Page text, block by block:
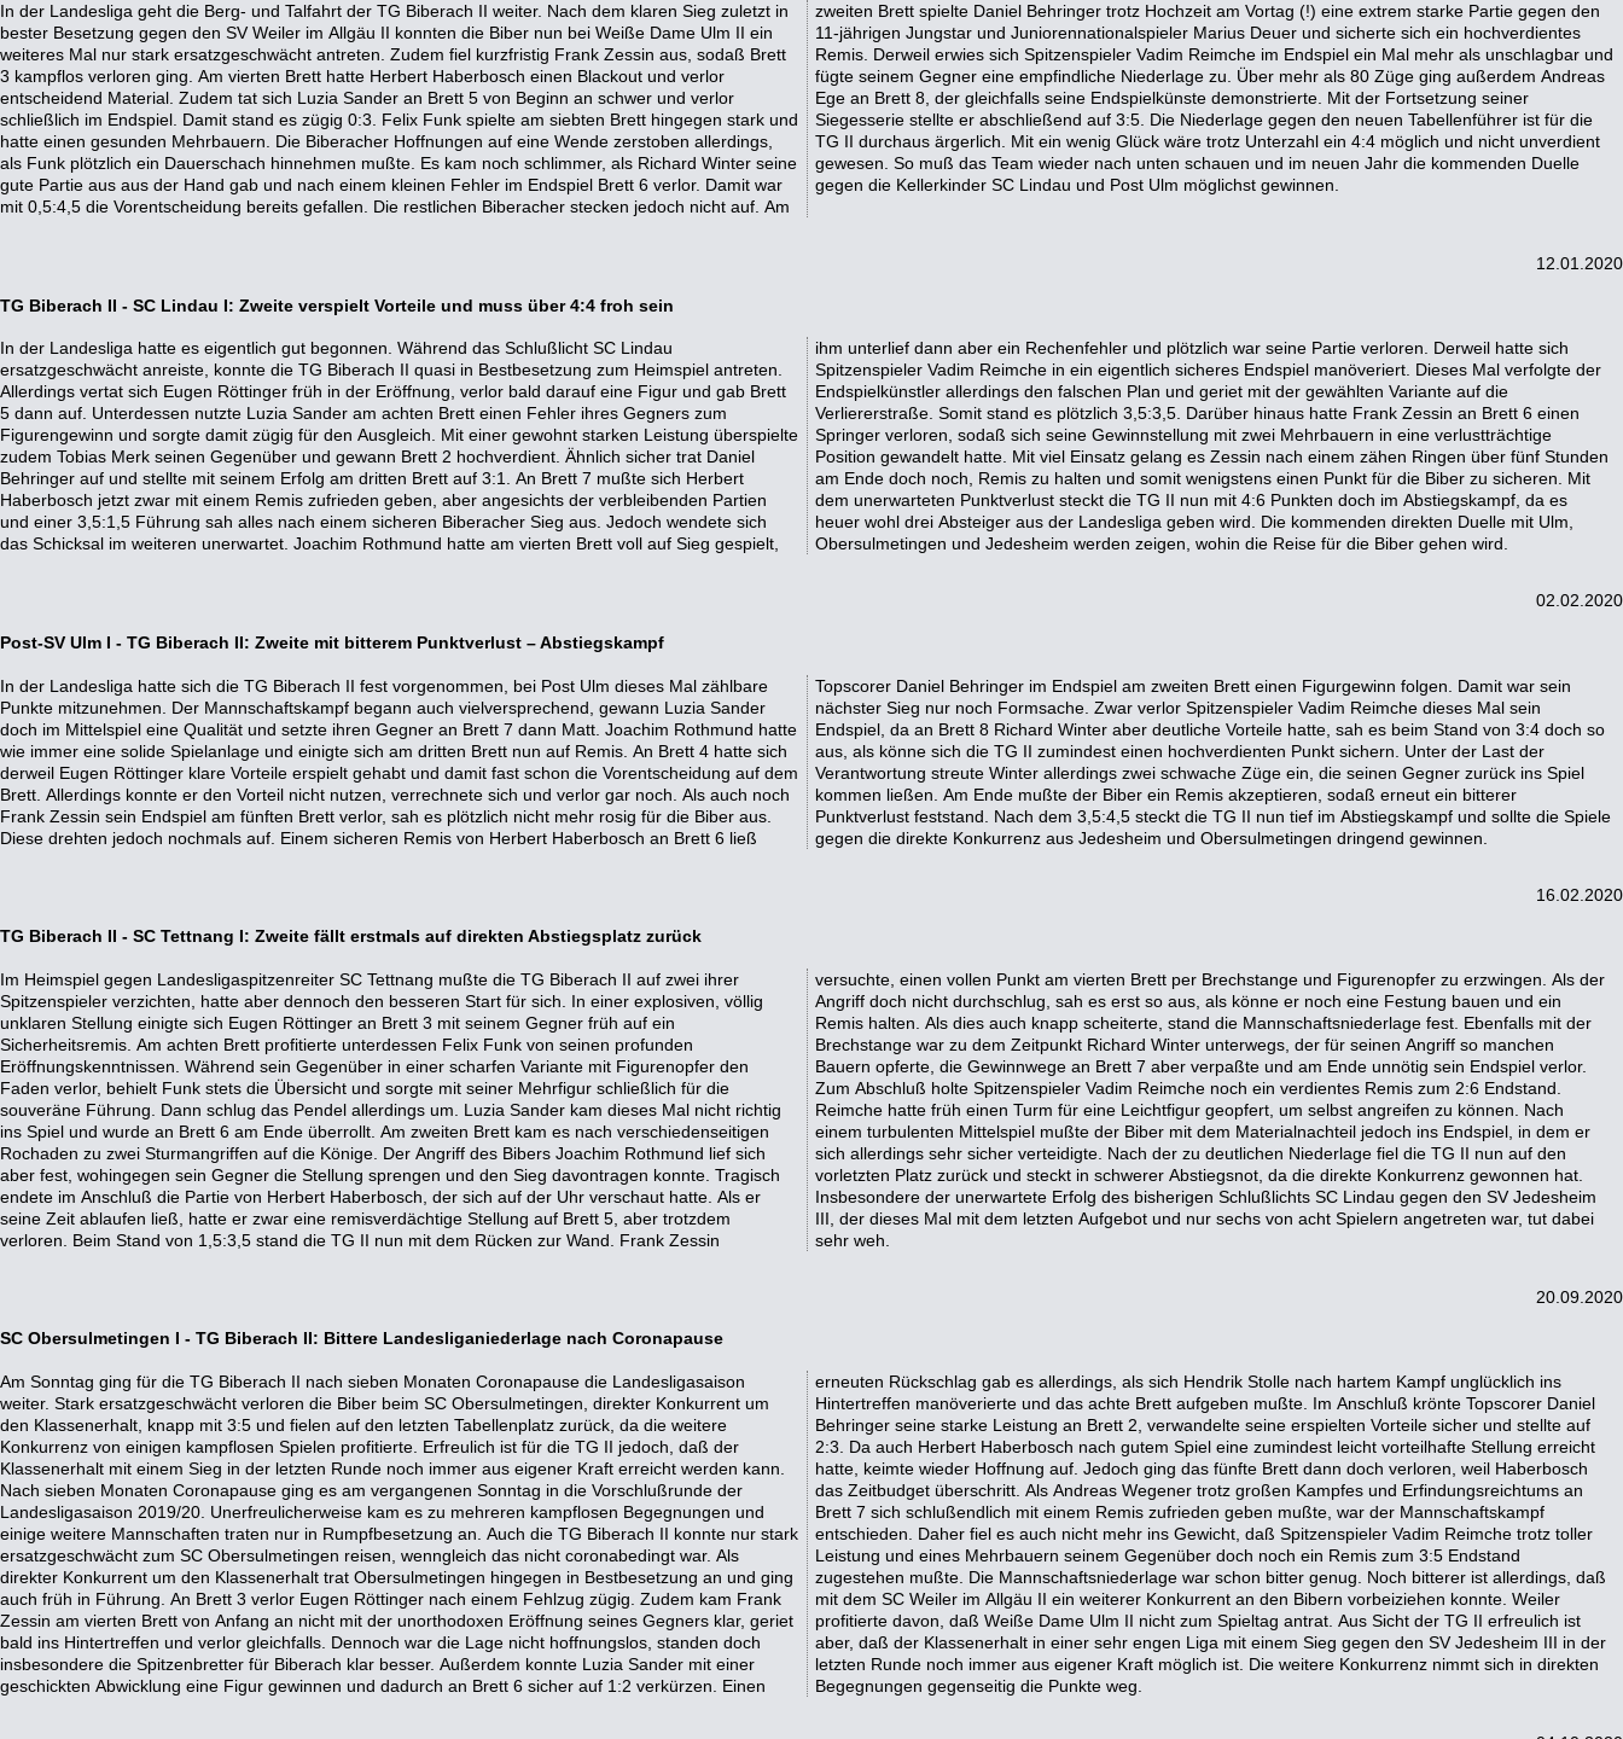
In der Landesliga geht die Berg- und Talfahrt der TG Biberach II weiter. Nach dem klaren Sieg zuletzt in
bester Besetzung gegen den SV Weiler im Allgäu II konnten die Biber nun bei Weiße Dame Ulm II ein
weiteres Mal nur stark ersatzgeschwächt antreten. Zudem fiel kurzfristig Frank Zessin aus, sodaß Brett
3 kampflos verloren ging. Am vierten Brett hatte Herbert Haberbosch einen Blackout und verlor
entscheidend Material. Zudem tat sich Luzia Sander an Brett 5 von Beginn an schwer und verlor
schließlich im Endspiel. Damit stand es zügig 0:3. Felix Funk spielte am siebten Brett hingegen stark und
hatte einen gesunden Mehrbauern. Die Biberacher Hoffnungen auf eine Wende zerstoben allerdings,
als Funk plötzlich ein Dauerschach hinnehmen mußte. Es kam noch schlimmer, als Richard Winter seine
gute Partie aus aus der Hand gab und nach einem kleinen Fehler im Endspiel Brett 6 verlor. Damit war
mit 0,5:4,5 die Vorentscheidung bereits gefallen. Die restlichen Biberacher stecken jedoch nicht auf. Am
zweiten Brett spielte Daniel Behringer trotz Hochzeit am Vortag (!) eine extrem starke Partie gegen den
11-jährigen Jungstar und Juniorennationalspieler Marius Deuer und sicherte sich ein hochverdientes
Remis. Derweil erwies sich Spitzenspieler Vadim Reimche im Endspiel ein Mal mehr als unschlagbar und
fügte seinem Gegner eine empfindliche Niederlage zu. Über mehr als 80 Züge ging außerdem Andreas
Ege an Brett 8, der gleichfalls seine Endspielkünste demonstrierte. Mit der Fortsetzung seiner
Siegesserie stellte er abschließend auf 3:5. Die Niederlage gegen den neuen Tabellenführer ist für die
TG II durchaus ärgerlich. Mit ein wenig Glück wäre trotz Unterzahl ein 4:4 möglich und nicht unverdient
gewesen. So muß das Team wieder nach unten schauen und im neuen Jahr die kommenden Duelle
gegen die Kellerkinder SC Lindau und Post Ulm möglichst gewinnen.
12.01.2020
TG Biberach II - SC Lindau I: Zweite verspielt Vorteile und muss über 4:4 froh sein
In der Landesliga hatte es eigentlich gut begonnen. Während das Schlußlicht SC Lindau
ersatzgeschwächt anreiste, konnte die TG Biberach II quasi in Bestbesetzung zum Heimspiel antreten.
Allerdings vertat sich Eugen Röttinger früh in der Eröffnung, verlor bald darauf eine Figur und gab Brett
5 dann auf. Unterdessen nutzte Luzia Sander am achten Brett einen Fehler ihres Gegners zum
Figurengewinn und sorgte damit zügig für den Ausgleich. Mit einer gewohnt starken Leistung überspielte
zudem Tobias Merk seinen Gegenüber und gewann Brett 2 hochverdient. Ähnlich sicher trat Daniel
Behringer auf und stellte mit seinem Erfolg am dritten Brett auf 3:1. An Brett 7 mußte sich Herbert
Haberbosch jetzt zwar mit einem Remis zufrieden geben, aber angesichts der verbleibenden Partien
und einer 3,5:1,5 Führung sah alles nach einem sicheren Biberacher Sieg aus. Jedoch wendete sich
das Schicksal im weiteren unerwartet. Joachim Rothmund hatte am vierten Brett voll auf Sieg gespielt,
ihm unterlief dann aber ein Rechenfehler und plötzlich war seine Partie verloren. Derweil hatte sich
Spitzenspieler Vadim Reimche in ein eigentlich sicheres Endspiel manöveriert. Dieses Mal verfolgte der
Endspielkünstler allerdings den falschen Plan und geriet mit der gewählten Variante auf die
Verliererstraße. Somit stand es plötzlich 3,5:3,5. Darüber hinaus hatte Frank Zessin an Brett 6 einen
Springer verloren, sodaß sich seine Gewinnstellung mit zwei Mehrbauern in eine verlustträchtige
Position gewandelt hatte. Mit viel Einsatz gelang es Zessin nach einem zähen Ringen über fünf Stunden
am Ende doch noch, Remis zu halten und somit wenigstens einen Punkt für die Biber zu sicheren. Mit
dem unerwarteten Punktverlust steckt die TG II nun mit 4:6 Punkten doch im Abstiegskampf, da es
heuer wohl drei Absteiger aus der Landesliga geben wird. Die kommenden direkten Duelle mit Ulm,
Obersulmetingen und Jedesheim werden zeigen, wohin die Reise für die Biber gehen wird.
02.02.2020
Post-SV Ulm I - TG Biberach II: Zweite mit bitterem Punktverlust – Abstiegskampf
In der Landesliga hatte sich die TG Biberach II fest vorgenommen, bei Post Ulm dieses Mal zählbare
Punkte mitzunehmen. Der Mannschaftskampf begann auch vielversprechend, gewann Luzia Sander
doch im Mittelspiel eine Qualität und setzte ihren Gegner an Brett 7 dann Matt. Joachim Rothmund hatte
wie immer eine solide Spielanlage und einigte sich am dritten Brett nun auf Remis. An Brett 4 hatte sich
derweil Eugen Röttinger klare Vorteile erspielt gehabt und damit fast schon die Vorentscheidung auf dem
Brett. Allerdings konnte er den Vorteil nicht nutzen, verrechnete sich und verlor gar noch. Als auch noch
Frank Zessin sein Endspiel am fünften Brett verlor, sah es plötzlich nicht mehr rosig für die Biber aus.
Diese drehten jedoch nochmals auf. Einem sicheren Remis von Herbert Haberbosch an Brett 6 ließ
Topscorer Daniel Behringer im Endspiel am zweiten Brett einen Figurgewinn folgen. Damit war sein
nächster Sieg nur noch Formsache. Zwar verlor Spitzenspieler Vadim Reimche dieses Mal sein
Endspiel, da an Brett 8 Richard Winter aber deutliche Vorteile hatte, sah es beim Stand von 3:4 doch so
aus, als könne sich die TG II zumindest einen hochverdienten Punkt sichern. Unter der Last der
Verantwortung streute Winter allerdings zwei schwache Züge ein, die seinen Gegner zurück ins Spiel
kommen ließen. Am Ende mußte der Biber ein Remis akzeptieren, sodaß erneut ein bitterer
Punktverlust feststand. Nach dem 3,5:4,5 steckt die TG II nun tief im Abstiegskampf und sollte die Spiele
gegen die direkte Konkurrenz aus Jedesheim und Obersulmetingen dringend gewinnen.
16.02.2020
TG Biberach II - SC Tettnang I: Zweite fällt erstmals auf direkten Abstiegsplatz zurück
Im Heimspiel gegen Landesligaspitzenreiter SC Tettnang mußte die TG Biberach II auf zwei ihrer
Spitzenspieler verzichten, hatte aber dennoch den besseren Start für sich. In einer explosiven, völlig
unklaren Stellung einigte sich Eugen Röttinger an Brett 3 mit seinem Gegner früh auf ein
Sicherheitsremis. Am achten Brett profitierte unterdessen Felix Funk von seinen profunden
Eröffnungskenntnissen. Während sein Gegenüber in einer scharfen Variante mit Figurenopfer den
Faden verlor, behielt Funk stets die Übersicht und sorgte mit seiner Mehrfigur schließlich für die
souveräne Führung. Dann schlug das Pendel allerdings um. Luzia Sander kam dieses Mal nicht richtig
ins Spiel und wurde an Brett 6 am Ende überrollt. Am zweiten Brett kam es nach verschiedenseitigen
Rochaden zu zwei Sturmangriffen auf die Könige. Der Angriff des Bibers Joachim Rothmund lief sich
aber fest, wohingegen sein Gegner die Stellung sprengen und den Sieg davontragen konnte. Tragisch
endete im Anschluß die Partie von Herbert Haberbosch, der sich auf der Uhr verschaut hatte. Als er
seine Zeit ablaufen ließ, hatte er zwar eine remisverdächtige Stellung auf Brett 5, aber trotzdem
verloren. Beim Stand von 1,5:3,5 stand die TG II nun mit dem Rücken zur Wand. Frank Zessin
versuchte, einen vollen Punkt am vierten Brett per Brechstange und Figurenopfer zu erzwingen. Als der
Angriff doch nicht durchschlug, sah es erst so aus, als könne er noch eine Festung bauen und ein
Remis halten. Als dies auch knapp scheiterte, stand die Mannschaftsniederlage fest. Ebenfalls mit der
Brechstange war zu dem Zeitpunkt Richard Winter unterwegs, der für seinen Angriff so manchen
Bauern opferte, die Gewinnwege an Brett 7 aber verpaßte und am Ende unnötig sein Endspiel verlor.
Zum Abschluß holte Spitzenspieler Vadim Reimche noch ein verdientes Remis zum 2:6 Endstand.
Reimche hatte früh einen Turm für eine Leichtfigur geopfert, um selbst angreifen zu können. Nach
einem turbulenten Mittelspiel mußte der Biber mit dem Materialnachteil jedoch ins Endspiel, in dem er
sich allerdings sehr sicher verteidigte. Nach der zu deutlichen Niederlage fiel die TG II nun auf den
vorletzten Platz zurück und steckt in schwerer Abstiegsnot, da die direkte Konkurrenz gewonnen hat.
Insbesondere der unerwartete Erfolg des bisherigen Schlußlichts SC Lindau gegen den SV Jedesheim
III, der dieses Mal mit dem letzten Aufgebot und nur sechs von acht Spielern angetreten war, tut dabei
sehr weh.
20.09.2020
SC Obersulmetingen I - TG Biberach II: Bittere Landesliganiederlage nach Coronapause
Am Sonntag ging für die TG Biberach II nach sieben Monaten Coronapause die Landesligasaison
weiter. Stark ersatzgeschwächt verloren die Biber beim SC Obersulmetingen, direkter Konkurrent um
den Klassenerhalt, knapp mit 3:5 und fielen auf den letzten Tabellenplatz zurück, da die weitere
Konkurrenz von einigen kampflosen Spielen profitierte. Erfreulich ist für die TG II jedoch, daß der
Klassenerhalt mit einem Sieg in der letzten Runde noch immer aus eigener Kraft erreicht werden kann.
Nach sieben Monaten Coronapause ging es am vergangenen Sonntag in die Vorschlußrunde der
Landesligasaison 2019/20. Unerfreulicherweise kam es zu mehreren kampflosen Begegnungen und
einige weitere Mannschaften traten nur in Rumpfbesetzung an. Auch die TG Biberach II konnte nur stark
ersatzgeschwächt zum SC Obersulmetingen reisen, wenngleich das nicht coronabedingt war. Als
direkter Konkurrent um den Klassenerhalt trat Obersulmetingen hingegen in Bestbesetzung an und ging
auch früh in Führung. An Brett 3 verlor Eugen Röttinger nach einem Fehlzug zügig. Zudem kam Frank
Zessin am vierten Brett von Anfang an nicht mit der unorthodoxen Eröffnung seines Gegners klar, geriet
bald ins Hintertreffen und verlor gleichfalls. Dennoch war die Lage nicht hoffnungslos, standen doch
insbesondere die Spitzenbretter für Biberach klar besser. Außerdem konnte Luzia Sander mit einer
geschickten Abwicklung eine Figur gewinnen und dadurch an Brett 6 sicher auf 1:2 verkürzen. Einen
erneuten Rückschlag gab es allerdings, als sich Hendrik Stolle nach hartem Kampf unglücklich ins
Hintertreffen manöverierte und das achte Brett aufgeben mußte. Im Anschluß krönte Topscorer Daniel
Behringer seine starke Leistung an Brett 2, verwandelte seine erspielten Vorteile sicher und stellte auf
2:3. Da auch Herbert Haberbosch nach gutem Spiel eine zumindest leicht vorteilhafte Stellung erreicht
hatte, keimte wieder Hoffnung auf. Jedoch ging das fünfte Brett dann doch verloren, weil Haberbosch
das Zeitbudget überschritt. Als Andreas Wegener trotz großen Kampfes und Erfindungsreichtums an
Brett 7 sich schlußendlich mit einem Remis zufrieden geben mußte, war der Mannschaftskampf
entschieden. Daher fiel es auch nicht mehr ins Gewicht, daß Spitzenspieler Vadim Reimche trotz toller
Leistung und eines Mehrbauern seinem Gegenüber doch noch ein Remis zum 3:5 Endstand
zugestehen mußte. Die Mannschaftsniederlage war schon bitter genug. Noch bitterer ist allerdings, daß
mit dem SC Weiler im Allgäu II ein weiterer Konkurrent an den Bibern vorbeiziehen konnte. Weiler
profitierte davon, daß Weiße Dame Ulm II nicht zum Spieltag antrat. Aus Sicht der TG II erfreulich ist
aber, daß der Klassenerhalt in einer sehr engen Liga mit einem Sieg gegen den SV Jedesheim III in der
letzten Runde noch immer aus eigener Kraft möglich ist. Die weitere Konkurrenz nimmt sich in direkten
Begegnungen gegenseitig die Punkte weg.